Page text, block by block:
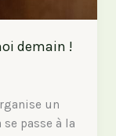
demain !
un
passe à la